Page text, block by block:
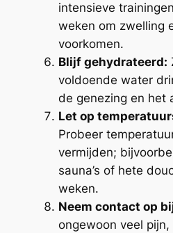
intensieve
weken om zwelling
voorkomen.
Blijf gehydrateerd:
voldoende water
de genezing en het
Let op
Probeer
vermijden;
sauna’s of hete
weken.
Neem contact op
ongewoon veel